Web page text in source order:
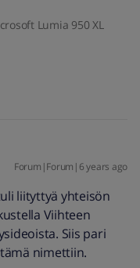
Lumia 950 XL
Forum|Forum|6 years ago
liityttyä yhteisön
Viihteen
Siis pari
nimettiin.